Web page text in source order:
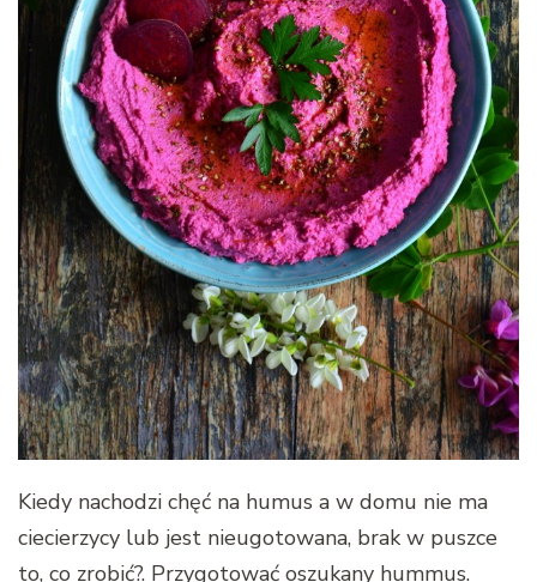
Kiedy nachodzi chęć na humus a w domu nie ma
ciecierzycy lub jest nieugotowana, brak w puszce
to, co zrobić?. Przygotować oszukany hummus.